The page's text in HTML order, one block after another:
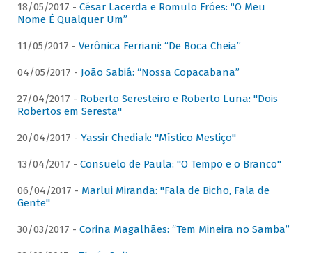
18/05/2017 - César Lacerda e Romulo Fróes: “O Meu
Nome É Qualquer Um”
11/05/2017 - Verônica Ferriani: “De Boca Cheia”
04/05/2017 - João Sabiá: “Nossa Copacabana”
27/04/2017 - Roberto Seresteiro e Roberto Luna: "Dois
Robertos em Seresta"
20/04/2017 - Yassir Chediak: "Místico Mestiço"
13/04/2017 - Consuelo de Paula: "O Tempo e o Branco"
06/04/2017 - Marlui Miranda: "Fala de Bicho, Fala de
Gente"
30/03/2017 - Corina Magalhães: “Tem Mineira no Samba”